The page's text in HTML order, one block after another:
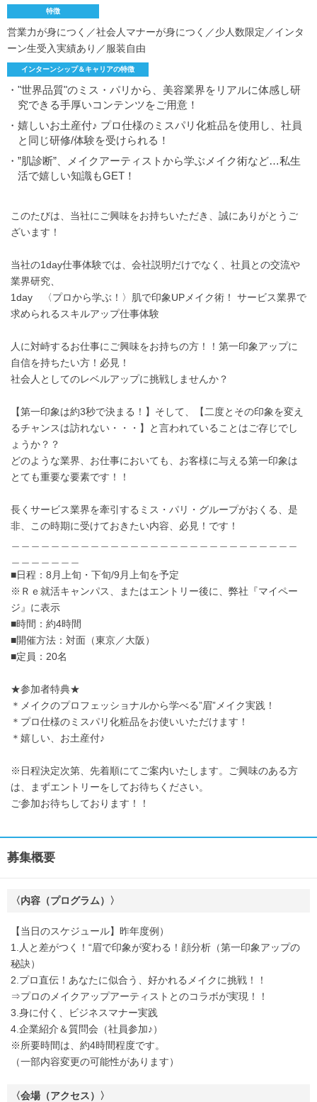
特徴
営業力が身につく／社会人マナーが身につく／少人数限定／インタ
ーン生受入実績あり／服装自由
インターンシップ＆キャリアの特徴
・"世界品質"のミス・パリから、美容業界をリアルに体感し研
究できる手厚いコンテンツをご用意！
・嬉しいお土産付♪ プロ仕様のミスパリ化粧品を使用し、社員
と同じ研修/体験を受けられる！
・”肌診断”、メイクアーティストから学ぶメイク術など…私生
活で嬉しい知識もGET！
このたびは、当社にご興味をお持ちいただき、誠にありがとうご
ざいます！
当社の1day仕事体験では、会社説明だけでなく、社員との交流や
業界研究、
1day 〈プロから学ぶ！〉肌で印象UPメイク術！ サービス業界で
求められるスキルアップ仕事体験
人に対峙するお仕事にご興味をお持ちの方！！第一印象アップに
自信を持ちたい方！必見！
社会人としてのレベルアップに挑戦しませんか？
【第一印象は約3秒で決まる！】そして、【二度とその印象を変え
るチャンスは訪れない・・・】と言われていることはご存じでし
ょうか？？
どのような業界、お仕事においても、お客様に与える第一印象は
とても重要な要素です！！
長くサービス業界を牽引するミス・パリ・グループがおくる、是
非、この時期に受けておきたい内容、必見！です！
■日程：8月上旬・下旬/9月上旬を予定
※Ｒｅ就活キャンパス、またはエントリー後に、弊社『マイペー
ジ』に表示
■時間：約4時間
■開催方法：対面（東京／大阪）
■定員：20名
★参加者特典★
＊メイクのプロフェッショナルから学べる”眉”メイク実践！
＊プロ仕様のミスパリ化粧品をお使いいただけます！
＊嬉しい、お土産付♪
※日程決定次第、先着順にてご案内いたします。ご興味のある方
は、まずエントリーをしてお待ちください。
ご参加お待ちしております！！
募集概要
〈内容（プログラム）〉
【当日のスケジュール】昨年度例）
1.人と差がつく！“眉で印象が変わる！顔分析（第一印象アップの
秘訣）
2.プロ直伝！あなたに似合う、好かれるメイクに挑戦！！
⇒プロのメイクアップアーティストとのコラボが実現！！
3.身に付く、ビジネスマナー実践
4.企業紹介＆質問会（社員参加♪）
※所要時間は、約4時間程度です。
（一部内容変更の可能性があります）
〈会場（アクセス）〉